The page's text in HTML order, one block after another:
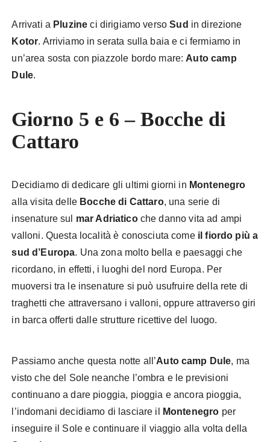
Arrivati a Pluzine ci dirigiamo versoSud in direzione
Kotor. Arriviamo in serata sulla baia e ci fermiamo in
un’area sosta con piazzole bordo mare: Auto camp
Dule.
Giorno 5 e 6 – Bocche di
Cattaro
Decidiamo di dedicare gli ultimi giorni in Montenegro
alla visita delle Bocche di Cattaro, una serie di
insenature sul mar Adriaticoche danno vita ad ampi
valloni. Questa località è conosciuta comeil fiordo più a
sud d’Europa. Una zona molto bella e paesaggi che
ricordano, in effetti, i luoghi del nord Europa. Per
muoversi tra le insenature si può usufruire della rete di
traghetti che attraversano i valloni, oppure attraverso giri
in barca offerti dalle strutture ricettive del luogo.
Passiamo anche questa notte all’Auto camp Dule, ma
visto che del Sole neanche l’ombra e le previsioni
continuano a dare pioggia, pioggia e ancora pioggia,
l’indomani decidiamo di lasciare il
Montenegro per
inseguire il Sole e continuare il viaggio alla volta della